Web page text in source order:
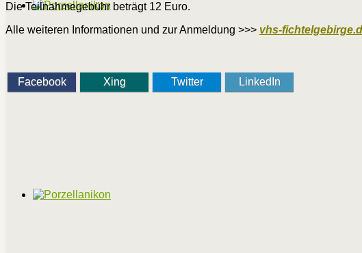
Die Teilnahmegebühr beträgt 12 Euro.
Alle weiteren Informationen und zur Anmeldung >>> vhs-
Facebook Xing Twitter LinkedIn